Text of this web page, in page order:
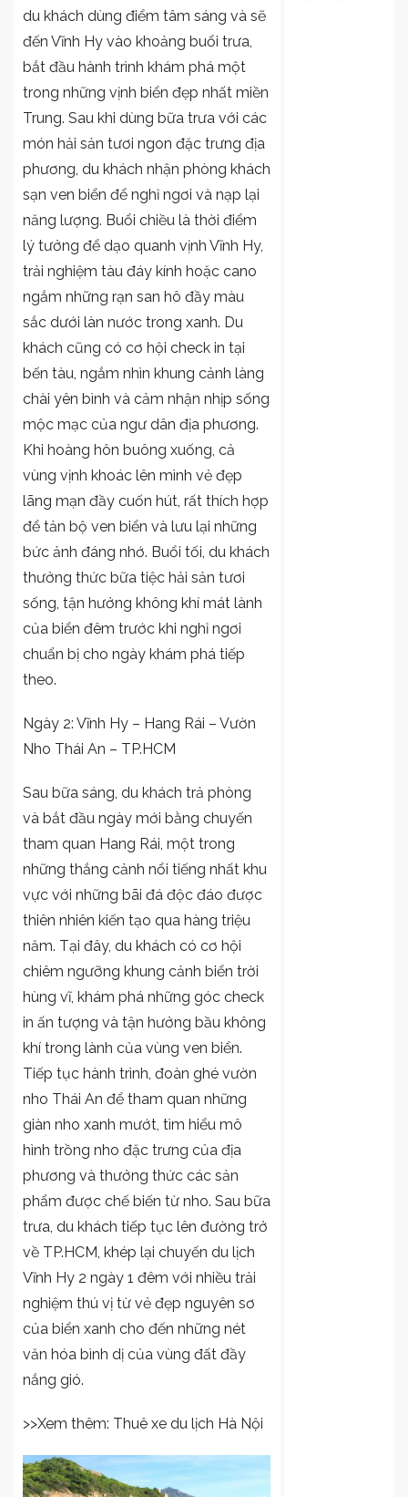
du khách dùng điểm tâm sáng và sẽ
đến Vĩnh Hy vào khoảng buổi trưa,
bắt đầu hành trình khám phá một
trong những vịnh biển đẹp nhất miền
Trung. Sau khi dùng bữa trưa với các
món hải sản tươi ngon đặc trưng địa
phương, du khách nhận phòng khách
sạn ven biển để nghỉ ngơi và nạp lại
năng lượng. Buổi chiều là thời điểm
lý tưởng để dạo quanh vịnh Vĩnh Hy,
trải nghiệm tàu đáy kính hoặc cano
ngắm những rạn san hô đầy màu
sắc dưới làn nước trong xanh. Du
khách cũng có cơ hội check in tại
bến tàu, ngắm nhìn khung cảnh làng
chài yên bình và cảm nhận nhịp sống
mộc mạc của ngư dân địa phương.
Khi hoàng hôn buông xuống, cả
vùng vịnh khoác lên mình vẻ đẹp
lãng mạn đầy cuốn hút, rất thích hợp
để tản bộ ven biển và lưu lại những
bức ảnh đáng nhớ. Buổi tối, du khách
thưởng thức bữa tiệc hải sản tươi
sống, tận hưởng không khí mát lành
của biển đêm trước khi nghỉ ngơi
chuẩn bị cho ngày khám phá tiếp
theo.
Ngày 2: Vĩnh Hy – Hang Rái – Vườn
Nho Thái An – TP.HCM
Sau bữa sáng, du khách trả phòng
và bắt đầu ngày mới bằng chuyến
tham quan Hang Rái, một trong
những thắng cảnh nổi tiếng nhất khu
vực với những bãi đá độc đáo được
thiên nhiên kiến tạo qua hàng triệu
năm. Tại đây, du khách có cơ hội
chiêm ngưỡng khung cảnh biển trời
hùng vĩ, khám phá những góc check
in ấn tượng và tận hưởng bầu không
khí trong lành của vùng ven biển.
Tiếp tục hành trình, đoàn ghé vườn
nho Thái An để tham quan những
giàn nho xanh mướt, tìm hiểu mô
hình trồng nho đặc trưng của địa
phương và thưởng thức các sản
phẩm được chế biến từ nho. Sau bữa
trưa, du khách tiếp tục lên đường trở
về TP.HCM, khép lại chuyến du lịch
Vĩnh Hy 2 ngày 1 đêm với nhiều trải
nghiệm thú vị từ vẻ đẹp nguyên sơ
của biển xanh cho đến những nét
văn hóa bình dị của vùng đất đầy
nắng gió.
>>Xem thêm: Thuê xe du lịch Hà Nội